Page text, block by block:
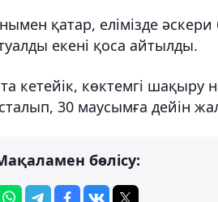
қатар, елімізде
екені қоса айтылды.
кетейік, көктемгі
30 маусымға дейін
бөлісу: